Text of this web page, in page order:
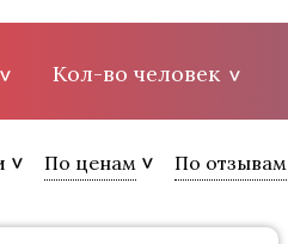
Кол-во человек
По ценам По отзывам